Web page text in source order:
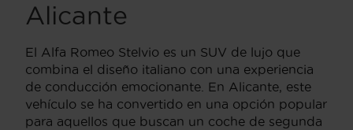
Alicante
El Alfa Romeo Stelvio es un SUV de lujo que
combina el diseño italiano con una experiencia
de conducción emocionante. En Alicante, este
vehículo se ha convertido en una opción popular
para aquellos que buscan un coche de segunda